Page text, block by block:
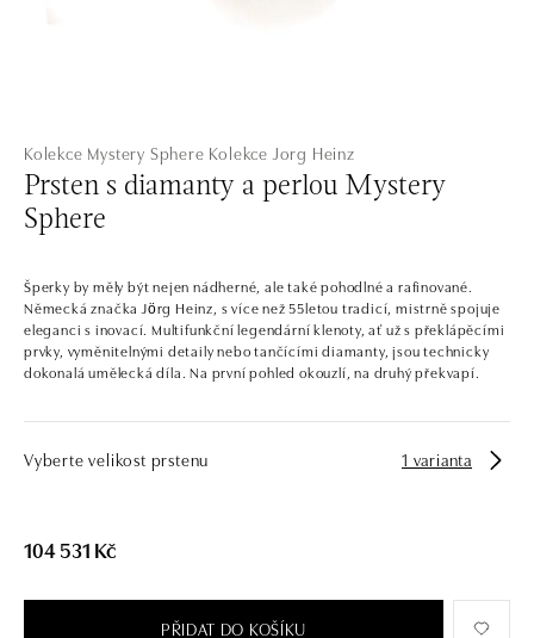
Kolekce Mystery Sphere Kolekce Jorg Heinz
Prsten s diamanty a perlou Mystery
Sphere
Šperky by měly být nejen nádherné, ale také pohodlné a rafinované.
Německá značka Jörg Heinz, s více než 55letou tradicí, mistrně spojuje
eleganci s inovací. Multifunkční legendární klenoty, ať už s překlápěcími
prvky, vyměnitelnými detaily nebo tančícími diamanty, jsou technicky
dokonalá umělecká díla. Na první pohled okouzlí, na druhý překvapí.
Vyberte velikost prstenu 1 varianta
104 531 Kč
PŘIDAT DO KOŠÍKU